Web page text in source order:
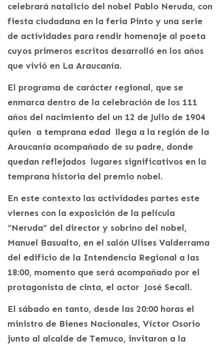
celebrará natalicio del nobel Pablo Neruda, con
fiesta ciudadana en la feria Pinto y una serie
de actividades para rendir homenaje al poeta
cuyos primeros escritos desarrolló en los años
que vivió en La Araucanía.
El programa de carácter regional, que se
enmarca dentro de la celebración de los 111
años del nacimiento del un 12 de Julio de 1904
quien a temprana edad llega a la región de la
Araucanía acompañado de su padre, donde
quedan reflejados lugares significativos en la
temprana historia del premio nobel.
En este contexto las actividades partes este
viernes con la exposición de la película
“Neruda” del director y sobrino del nobel,
Manuel Basualto, en el salón Ulises Valderrama
del edificio de la Intendencia Regional a las
18:00, momento que será acompañado por el
protagonista de cinta, el actor José Secall.
El sábado en tanto, desde las 20:00 horas el
ministro de Bienes Nacionales, Víctor Osorio
junto al alcalde de Temuco, invitaron a la